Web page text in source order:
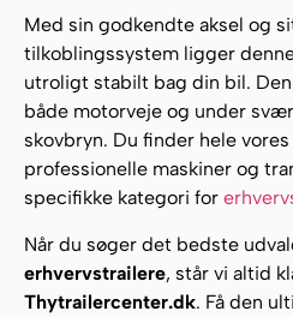
Med sin godkendte aksel og
tilkoblingssystem ligger
utroligt stabilt bag din bil.
både motorveje og under
skovbryn. Du finder hele
professionelle maskiner og
specifikke kategori for
Når du søger det bedste
erhvervstrailere, står vi altid
Thytrailercenter.dk. Få den